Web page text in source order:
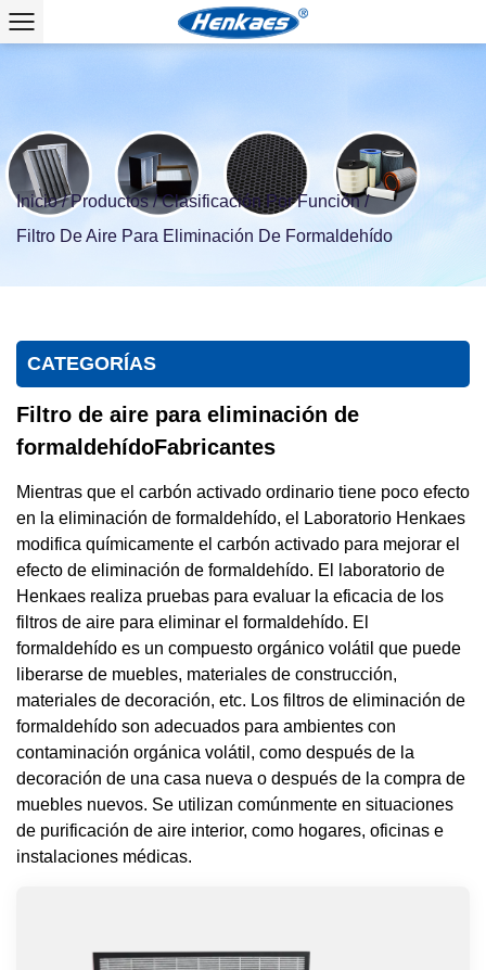
Inicio/Productos/Clasificación Por Función/
Filtro De Aire Para Eliminación De Formaldehído
CATEGORÍAS
Filtro de aire para eliminación de
formaldehídoFabricantes
Mientras que el carbón activado ordinario tiene poco efecto
en la eliminación de formaldehído, el Laboratorio Henkaes
modifica químicamente el carbón activado para mejorar el
efecto de eliminación de formaldehído. El laboratorio de
Henkaes realiza pruebas para evaluar la eficacia de los
filtros de aire para eliminar el formaldehído. El
formaldehído es un compuesto orgánico volátil que puede
liberarse de muebles, materiales de construcción,
materiales de decoración, etc. Los filtros de eliminación de
formaldehído son adecuados para ambientes con
contaminación orgánica volátil, como después de la
decoración de una casa nueva o después de la compra de
muebles nuevos. Se utilizan comúnmente en situaciones
de purificación de aire interior, como hogares, oficinas e
instalaciones médicas.